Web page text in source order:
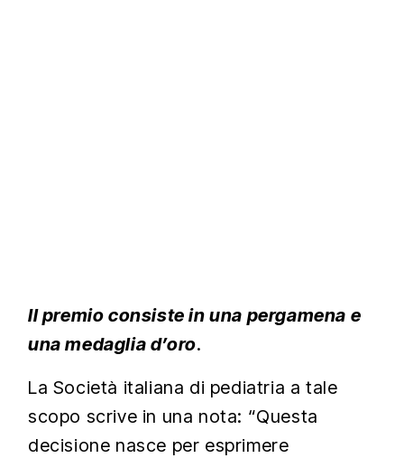
Il premio consiste in una pergamena e
una medaglia d’oro.
La Società italiana di pediatria a tale
scopo scrive in una nota: “Questa
decisione nasce per esprimere